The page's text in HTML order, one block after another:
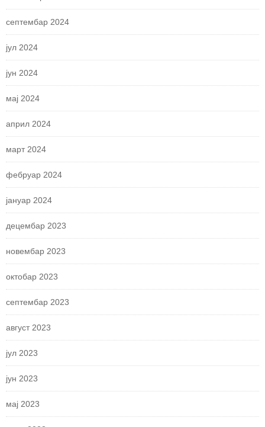
септембар 2024
јул 2024
јун 2024
мај 2024
април 2024
март 2024
фебруар 2024
јануар 2024
децембар 2023
новембар 2023
октобар 2023
септембар 2023
август 2023
јул 2023
јун 2023
мај 2023